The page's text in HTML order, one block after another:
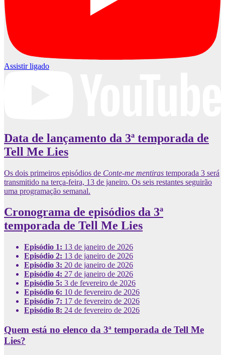
Assistir ligado
Data de lançamento da 3ª temporada de
Tell Me Lies
Os dois primeiros episódios de Conte-me mentiras temporada 3 será
transmitido na terça-feira, 13 de janeiro. Os seis restantes seguirão
uma programação semanal.
Cronograma de episódios da 3ª
temporada de Tell Me Lies
Episódio 1: 13 de janeiro de 2026
Episódio 2: 13 de janeiro de 2026
Episódio 3: 20 de janeiro de 2026
Episódio 4: 27 de janeiro de 2026
Episódio 5: 3 de fevereiro de 2026
Episódio 6: 10 de fevereiro de 2026
Episódio 7: 17 de fevereiro de 2026
Episódio 8: 24 de fevereiro de 2026
Quem está no elenco da 3ª temporada de Tell Me
Lies?